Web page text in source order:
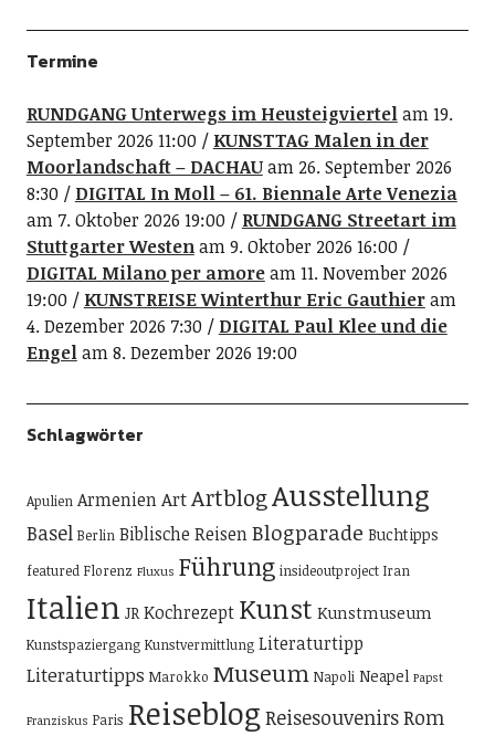
Termine
RUNDGANG Unterwegs im Heusteigviertelam 19.
September 2026 11:00
KUNSTTAG Malen in der
Moorlandschaft – DACHAUam 26. September 2026
8:30
DIGITAL In Moll – 61. Biennale Arte Venezia
am 7. Oktober 2026 19:00
RUNDGANG Streetart im
Stuttgarter Westenam 9. Oktober 2026 16:00
DIGITAL Milano per amoream 11. November 2026
19:00
KUNSTREISE Winterthur Eric Gauthieram
4. Dezember 2026 7:30
DIGITAL Paul Klee und die
Engelam 8. Dezember 2026 19:00
Schlagwörter
Apulien ArmenienArtArtblogAusstellung
Basel Berlin Biblische ReisenBlogparade Buchtipps
featured Florenz Fluxus Führung insideoutproject Iran
Italien JR Kochrezept Kunst Kunstmuseum
Kunstspaziergang Kunstvermittlung Literaturtipp
Literaturtipps Marokko Museum Napoli Neapel Papst
Franziskus Paris Reiseblog ReisesouvenirsRom